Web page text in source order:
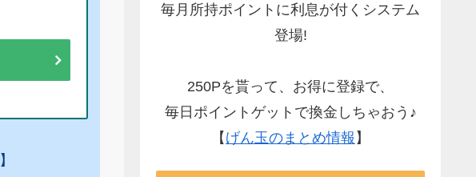
】
毎月所持ポイントに利息が付くシステム
登場!
250Pを貰って、お得に登録で、
毎日ポイントゲットで換金しちゃおう♪
【 げん玉のまとめ情報 】